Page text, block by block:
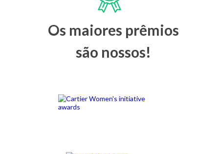
Os maiores prêmios
são nossos!